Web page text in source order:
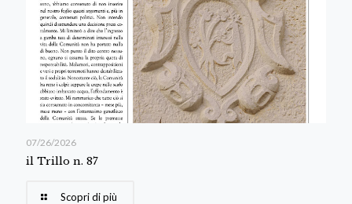
07/26/2026
il Trillo n. 87
Scopri di più